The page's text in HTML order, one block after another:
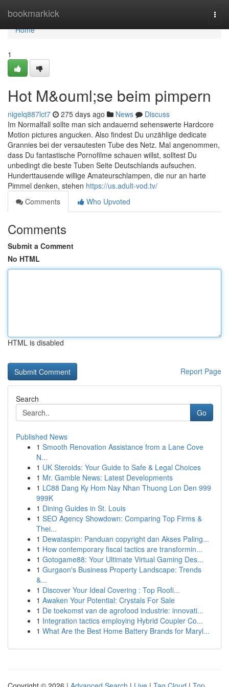
bookmarkick
Home
Home
1
Hot M&ouml;se beim pimpern
nigelq887lct7 275 days ago News
Discuss
Im Normalfall sollte man sich andauernd sehenswerte Hardcore
Motion pictures angucken. Also findest Du unzählige dedicate
Grannies bei der versautesten Tube des Netz. Mal angenommen,
dass Du fantastische Pornofilme schauen willst, solltest Du
unbedingt die beste Tuben Seite Deutschlands aufsuchen.
Hunderttausende willige Amateurschlampen, die nur an harte
Pimmel denken, stehen https://us.adult-vod.tv/
Comments
Who Upvoted
Comments
Submit a Comment
No HTML
HTML is disabled
Report Page
Search
Go
Published News
1 Smooth Renovation Assistance from a Lane Cove
N...
1 UK Steroids: Your Guide to Safe & Legal Choices
1 Mr. Gamble News: Latest Developments
1 LC88 Dang Ky Hom Nay Nhan Thuong Lon Den 999
999K
1 Dining Guides in St. Louis
1 SEO Agency Showdown: Comparing Top Firms &
Thei...
1 Dewataspin: Panduan copyright dan Akses Paling...
1 How contemporary fiscal tactics are transformin...
1 Gotogame88: Your Ultimate Virtual Gaming Des...
1 Gurgaon's Business Property Landscape: Trends
&...
1 Discover Your Ideal Covering : Top Roofi...
1 Awaken Your Potential: Crystals For Sale
1 De toekomst van de agrofood industrie: innovati...
1 Integration tactics employing Hybrid Coupler Co...
1 What Are the Best Home Battery Brands for Maryl...